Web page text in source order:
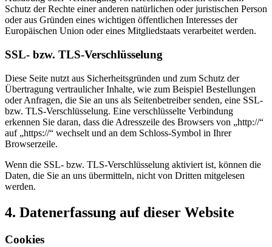
Schutz der Rechte einer anderen natürlichen oder juristischen Person
oder aus Gründen eines wichtigen öffentlichen Interesses der
Europäischen Union oder eines Mitgliedstaats verarbeitet werden.
SSL- bzw. TLS-Verschlüsselung
Diese Seite nutzt aus Sicherheitsgründen und zum Schutz der
Übertragung vertraulicher Inhalte, wie zum Beispiel Bestellungen
oder Anfragen, die Sie an uns als Seitenbetreiber senden, eine SSL-
bzw. TLS-Verschlüsselung. Eine verschlüsselte Verbindung
erkennen Sie daran, dass die Adresszeile des Browsers von „http://“
auf „https://“ wechselt und an dem Schloss-Symbol in Ihrer
Browserzeile.
Wenn die SSL- bzw. TLS-Verschlüsselung aktiviert ist, können die
Daten, die Sie an uns übermitteln, nicht von Dritten mitgelesen
werden.
4. Datenerfassung auf dieser Website
Cookies